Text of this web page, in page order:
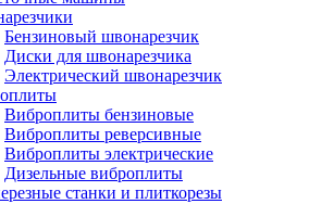
Бензиновый швонарезчик
Диски для швонарезчика
Электрический швонарезчик
Виброплиты бензиновые
Виброплиты реверсивные
Виброплиты электрические
Дизельные виброплиты
станки и плиткорезы